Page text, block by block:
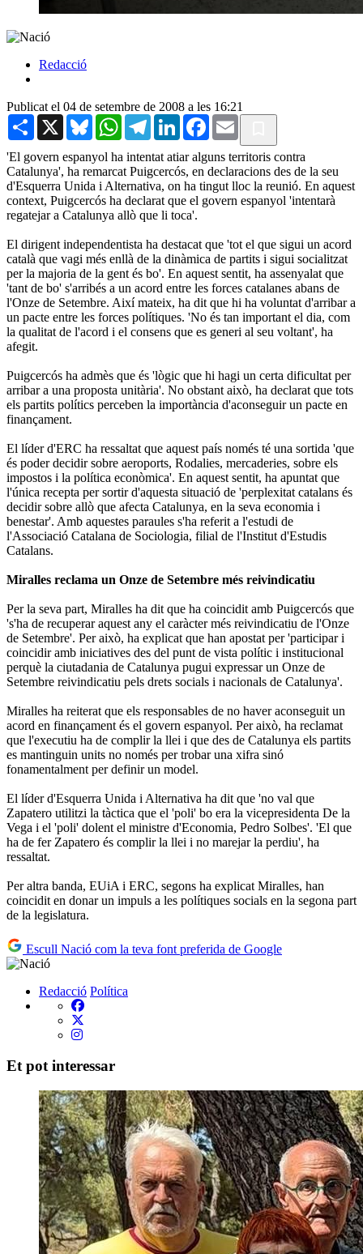
Redacció
Publicat el 04 de setembre de 2008 a les 16:21
Share X BlueskyWhatsAppTelegramLinkedInFacebook
Email
'El govern espanyol ha intentat atiar alguns territoris contra
Catalunya', ha remarcat Puigcercós, en declaracions des de la seu
d'Esquerra Unida i Alternativa, on ha tingut lloc la reunió. En aquest
context, Puigcercós ha declarat que el govern espanyol 'intentarà
regatejar a Catalunya allò que li toca'.
El dirigent independentista ha destacat que 'tot el que sigui un acord
català que vagi més enllà de la dinàmica de partits i sigui socialitzat
per la majoria de la gent és bo'. En aquest sentit, ha assenyalat que
'tant de bo' s'arribés a un acord entre les forces catalanes abans de
l'Onze de Setembre. Així mateix, ha dit que hi ha voluntat d'arribar a
un pacte entre les forces polítiques. 'No és tan important el dia, com
la qualitat de l'acord i el consens que es generi al seu voltant', ha
afegit.
Puigcercós ha admès que és 'lògic que hi hagi un certa dificultat per
arribar a una proposta unitària'. No obstant això, ha declarat que tots
els partits polítics perceben la importància d'aconseguir un pacte en
finançament.
El líder d'ERC ha ressaltat que aquest país només té una sortida 'que
és poder decidir sobre aeroports, Rodalies, mercaderies, sobre els
impostos i la política econòmica'. En aquest sentit, ha apuntat que
l'única recepta per sortir d'aquesta situació de 'perplexitat catalans és
decidir sobre allò que afecta Catalunya, en la seva economia i
benestar'. Amb aquestes paraules s'ha referit a l'estudi de
l'Associació Catalana de Sociologia, filial de l'Institut d'Estudis
Catalans.
Miralles reclama un Onze de Setembre més reivindicatiu
Per la seva part, Miralles ha dit que ha coincidit amb Puigcercós que
's'ha de recuperar aquest any el caràcter més reivindicatiu de l'Onze
de Setembre'. Per això, ha explicat que han apostat per 'participar i
coincidir amb iniciatives des del punt de vista polític i institucional
perquè la ciutadania de Catalunya pugui expressar un Onze de
Setembre reivindicatiu pels drets socials i nacionals de Catalunya'.
Miralles ha reiterat que els responsables de no haver aconseguit un
acord en finançament és el govern espanyol. Per això, ha reclamat
que l'executiu ha de complir la llei i que des de Catalunya els partits
es mantinguin units no només per trobar una xifra sinó
fonamentalment per definir un model.
El líder d'Esquerra Unida i Alternativa ha dit que 'no val que
Zapatero utilitzi la tàctica que el 'poli' bo era la vicepresidenta De la
Vega i el 'poli' dolent el ministre d'Economia, Pedro Solbes'. 'El que
ha de fer Zapatero és complir la llei i no marejar la perdiu', ha
ressaltat.
Per altra banda, EUiA i ERC, segons ha explicat Miralles, han
coincidit en donar un impuls a les polítiques socials en la segona part
de la legislatura.
Escull Nació com la teva font preferida de Google
Redacció Política
Et pot interessar